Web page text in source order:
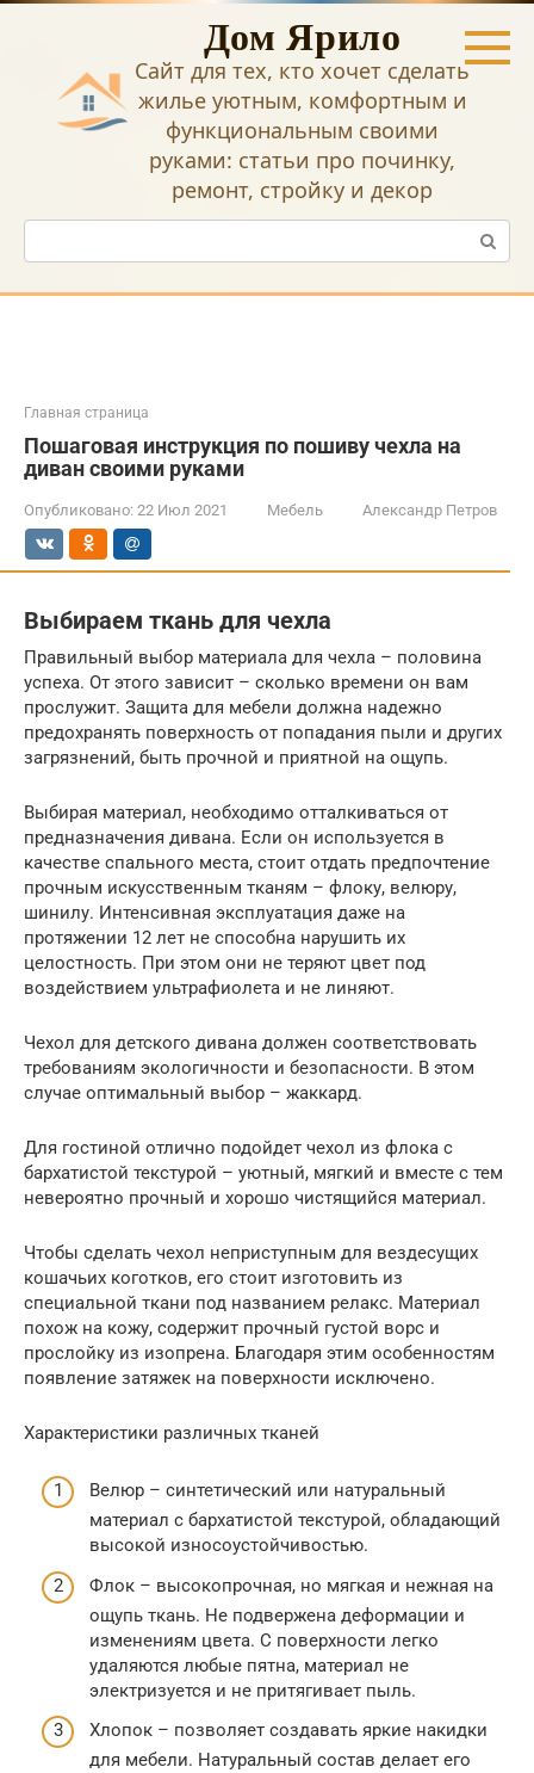
Перейти
Дом Ярило
Сайт для тех, кто хочет сделать
жилье уютным, комфортным и
функциональным своими
руками: статьи про починку,
ремонт, стройку и декор
Поиск:
Главная страница
Пошаговая инструкция по пошиву чехла на
диван своими руками
Опубликовано: 22 Июл 2021 Мебель Александр Петров
Выбираем ткань для чехла
Правильный выбор материала для чехла – половина
успеха. От этого зависит – сколько времени он вам
прослужит. Защита для мебели должна надежно
предохранять поверхность от попадания пыли и других
загрязнений, быть прочной и приятной на ощупь.
Выбирая материал, необходимо отталкиваться от
предназначения дивана. Если он используется в
качестве спального места, стоит отдать предпочтение
прочным искусственным тканям – флоку, велюру,
шинилу. Интенсивная эксплуатация даже на
протяжении 12 лет не способна нарушить их
целостность. При этом они не теряют цвет под
воздействием ультрафиолета и не линяют.
Чехол для детского дивана должен соответствовать
требованиям экологичности и безопасности. В этом
случае оптимальный выбор – жаккард.
Для гостиной отлично подойдет чехол из флока с
бархатистой текстурой – уютный, мягкий и вместе с тем
невероятно прочный и хорошо чистящийся материал.
Чтобы сделать чехол неприступным для вездесущих
кошачьих коготков, его стоит изготовить из
специальной ткани под названием релакс. Материал
похож на кожу, содержит прочный густой ворс и
прослойку из изопрена. Благодаря этим особенностям
появление затяжек на поверхности исключено.
Характеристики различных тканей
Велюр – синтетический или натуральный
материал с бархатистой текстурой, обладающий
высокой износоустойчивостью.
Флок – высокопрочная, но мягкая и нежная на
ощупь ткань. Не подвержена деформации и
изменениям цвета. С поверхности легко
удаляются любые пятна, материал не
электризуется и не притягивает пыль.
Хлопок – позволяет создавать яркие накидки
для мебели. Натуральный состав делает его